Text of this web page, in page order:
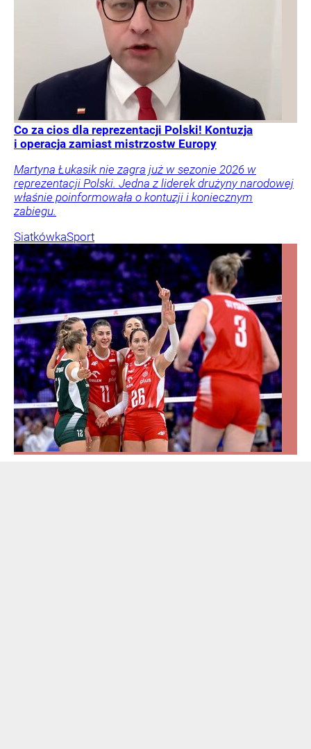
Co za cios dla reprezentacji Polski! Kontuzja
i operacja zamiast mistrzostw Europy
Martyna Łukasik nie zagra już w sezonie 2026 w
reprezentacji Polski. Jedna z liderek drużyny narodowej
właśnie poinformowała o kontuzji i koniecznym
zabiegu.
SiatkówkaSport